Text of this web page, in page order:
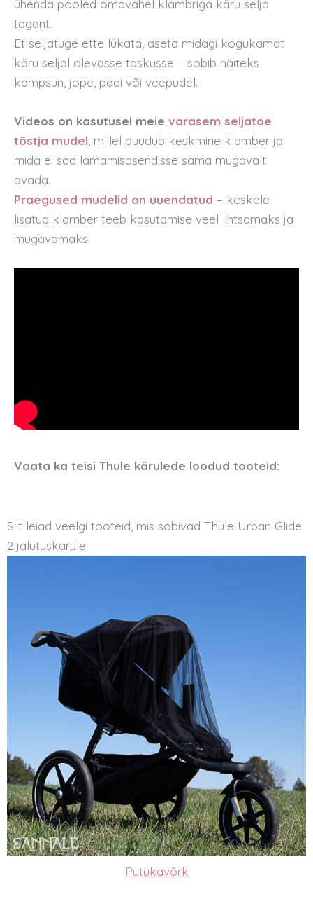
ühenda pooled omavahel klambriga käru selja
tagant.
Et seljatuge ette lükata, aseta midagi kogukamat
käru seljal olevasse taskusse – sobib näiteks
kampsun, jope, padi või veepudel.
Videos on kasutusel meie varasem seljatoe
tõstja mudel, millel puudub keskmine klamber ja
mida ei saa lamamisasendisse sama mugavalt
avada.
Praegused mudelid on uuendatud – keskele
lisatud klamber teeb kasutamise veel lihtsamaks ja
mugavamaks.
Vaata ka teisi Thule kärulede loodud tooteid:
Siit leiad veelgi tooteid, mis sobivad Thule Urban Glide
2 jalutuskärule:
Putukavõrk